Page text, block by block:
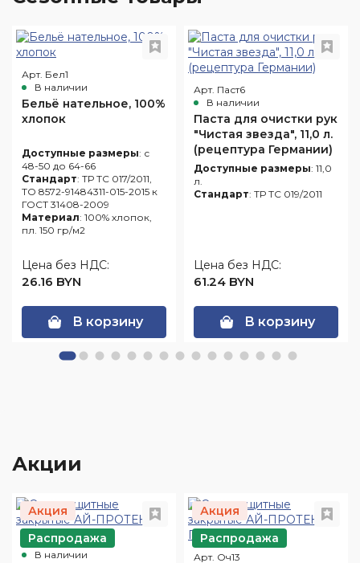
Арт. Бел1
В наличии
Бельё нательное, 100%
хлопок
Доступные размеры: с
48-50 до 64-66
Стандарт: ТР ТС 017/2011,
ТО 8572-91484311-015-2015 к
ГОСТ 31408-2009
Материал: 100% хлопок,
пл. 150 гр/м2
Цена без НДС:
26.16 BYN
В корзину
Арт. Паст6
В наличии
Паста для очистки рук
"Чистая звезда", 11,0 л.
(рецептура Германии)
Доступные размеры: 11,0
л.
Стандарт: ТР ТС 019/2011
Цена без НДС:
61.24 BYN
В корзину
Акции
Акция
Распродажа
Арт. Оч10
В наличии
Акция
Распродажа
Арт. Оч13